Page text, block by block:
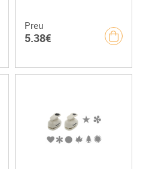
Preu
5.38€